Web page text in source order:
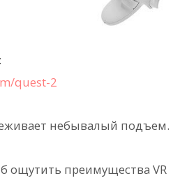
quest-2
небывалый подъем.
ощутить преимущества VR